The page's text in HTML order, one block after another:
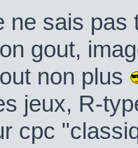
ne sais pas
gout,
non plus
jeux, R-
cpc